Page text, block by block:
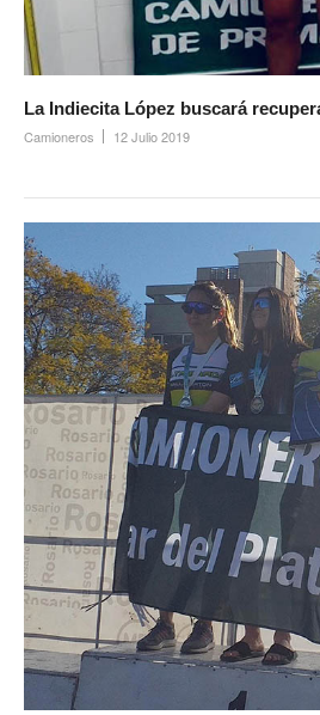
La Indiecita López buscará
Camioneros 12 Julio 2019